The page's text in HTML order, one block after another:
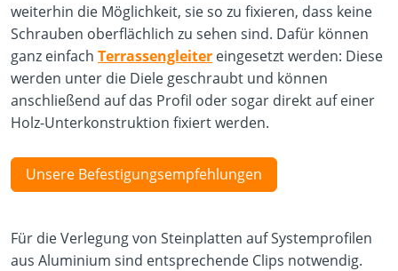
weiterhin die Möglichkeit, sie so zu fixieren, dass keine
Schrauben oberflächlich zu sehen sind. Dafür können
ganz einfach Terrassengleiter eingesetzt werden: Diese
werden unter die Diele geschraubt und können
anschließend auf das Profil oder sogar direkt auf einer
Holz-Unterkonstruktion fixiert werden.
Unsere Befestigungsempfehlungen
Für die Verlegung von Steinplatten auf Systemprofilen
aus Aluminium sind entsprechende Clips notwendig.